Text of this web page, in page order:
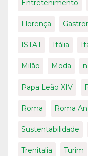
Entretenimento
Florença
ISTAT Itália
Milão Moda
Papa Leão XIV
Roma Roma
Sustentabilidade
Trenitalia Turim